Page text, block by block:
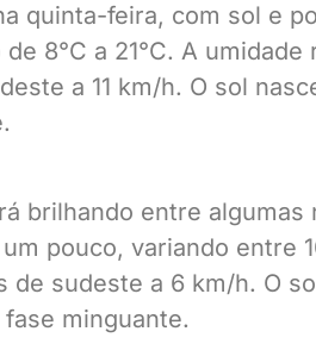
quinta-feira, com sol e
8°C a 21°C. A
a 11 km/h. O sol
brilhando entre
pouco, variando entre
de sudeste a 6 km/h. O
fase minguante.